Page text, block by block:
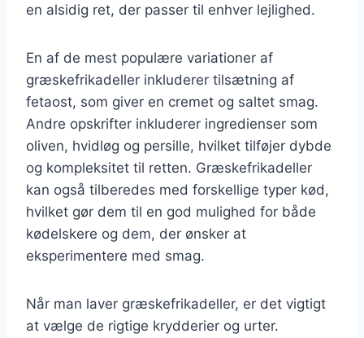
en alsidig ret, der passer til enhver lejlighed.
En af de mest populære variationer af
græskefrikadeller inkluderer tilsætning af
fetaost, som giver en cremet og saltet smag.
Andre opskrifter inkluderer ingredienser som
oliven, hvidløg og persille, hvilket tilføjer dybde
og kompleksitet til retten. Græskefrikadeller
kan også tilberedes med forskellige typer kød,
hvilket gør dem til en god mulighed for både
kødelskere og dem, der ønsker at
eksperimentere med smag.
Når man laver græskefrikadeller, er det vigtigt
at vælge de rigtige krydderier og urter.